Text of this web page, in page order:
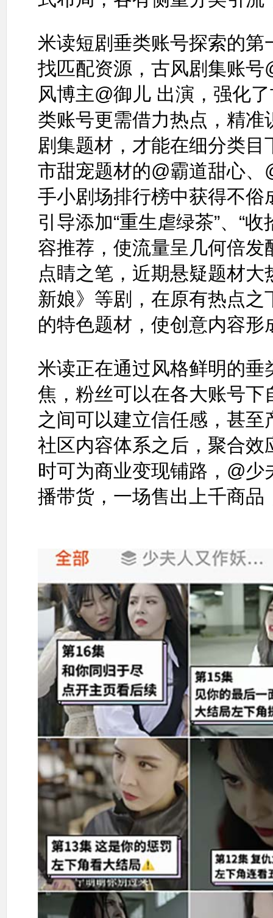
米读短剧垂类账号探索的
找匹配资源，古风剧集账
风博主@御儿 出演，强化
类账号更需借力热点，精
剧集题材，才能在细分类
市甜宠题材的@霸道甜心
手小剧场排行榜中获得不
引导添加“重生虐绿茶”、“
容推荐，使流量呈几何倍
点睛之笔，近期悬疑题材
新娘》等剧，在原有热点
的特色题材，使创意内容形
米读正在通过风格鲜明的
焦，粉丝可以在各大账号
之间可以建立信任感，甚
社区内容体系之后，聚合
时可为商业变现铺路，@
播带货，一场售出上千商品